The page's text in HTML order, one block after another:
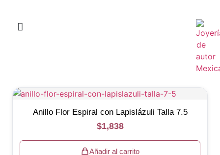
Anillo Flor Espiral con Lapislázuli Talla 7.5
$1,838
Añadir al carrito